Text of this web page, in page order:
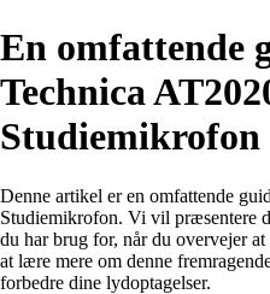
En omfattende
Technica
Studiemikrofon
Denne artikel er en omfattende
Studiemikrofon. Vi vil præsentere
du har brug for, når du overvejer
at lære mere om denne
forbedre dine lydoptagelser.